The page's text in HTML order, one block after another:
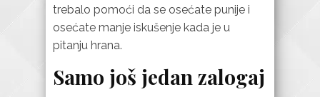
trebalo pomoći da se osećate punije i
osećate manje iskušenje kada je u
pitanju hrana.
Samo još jedan zalogaj